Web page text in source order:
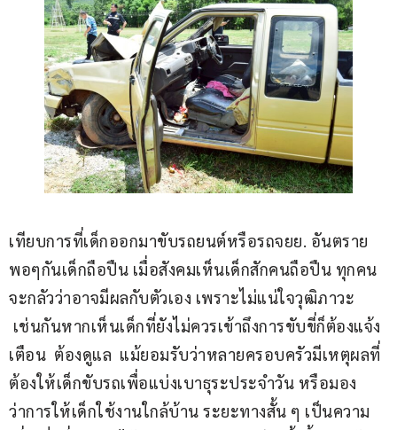
เทียบการที่เด็กออกมาขับรถยนต์หรือรถจยย. อันตราย
พอๆกันเด็กถือปืน เมื่อสังคมเห็นเด็กสักคนถือปืน ทุกคน
จะกลัวว่าอาจมีผลกับตัวเอง เพราะไม่แน่ใจวุฒิภาวะ
เช่นกันหากเห็นเด็กที่ยังไม่ควรเข้าถึงการขับขี่ก็ต้องแจ้ง
เตือน  ต้องดูแล  แม้ยอมรับว่าหลายครอบครัวมีเหตุผลที่
ต้องให้เด็กขับรถเพื่อแบ่งเบาธุระประจำวัน หรือมอง
ว่าการให้เด็กใช้งานใกล้บ้าน ระยะทางสั้น ๆ เป็นความ